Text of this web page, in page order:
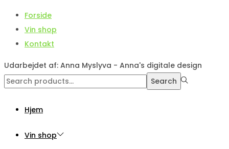
Forside
Vin shop
Kontakt
Udarbejdet af: Anna Myslyva - Anna's digitale design
Search
Search
Hjem
Vin shop